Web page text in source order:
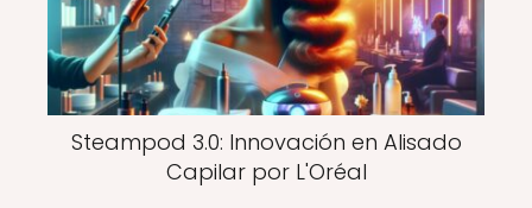
Steampod 3.0: Innovación en Alisado
Capilar por L'Oréal